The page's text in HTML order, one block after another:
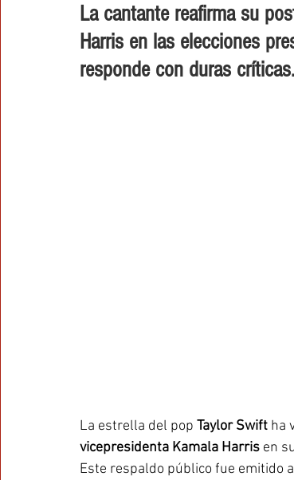
La cantante reafirma su
Harris en las elecciones
responde con duras críticas.
La estrella del pop Taylor Swift ha
vicepresidenta Kamala Harris en
Este respaldo público fue emitido